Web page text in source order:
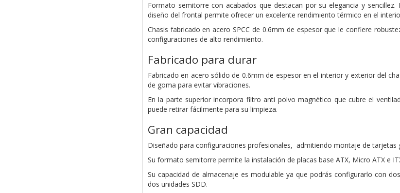
Formato semitorre con acabados que destacan por su elegancia y
diseño del frontal permite ofrecer un excelente rendimiento térmico en el
Chasis fabricado en acero SPCC de 0.6mm de espesor que le confiere
configuraciones de alto rendimiento.
Fabricado para durar
Fabricado en acero sólido de 0.6mm de espesor en el interior y exterior del
de goma para evitar vibraciones.
En la parte superior incorpora filtro anti polvo magnético que cubre el
puede retirar fácilmente para su limpieza.
Gran capacidad
Diseñado para configuraciones profesionales, admitiendo montaje de tarjetas
Su formato semitorre permite la instalación de placas base ATX, Micro ATX e
Su capacidad de almacenaje es modulable ya que podrás configurarlo con
dos unidades SDD.